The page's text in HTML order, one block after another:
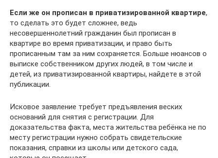
Если же он прописан в приватизированной квартире,
то сделать это будет сложнее, ведь
несовершеннолетний гражданин был прописан в
квартире во время приватизации, и право быть
прописанным там за ним сохраняется. Больше нюансов о
выписке собственником других людей, в том числе и
детей, из приватизированной квартиры, найдете в этой
публикации.
Исковое заявление требует предъявления веских
оснований для снятия с регистрации. Для
доказательства факта, места жительства ребёнка не по
месту регистрации нужно собрать свидетельские
показания, справки из школы или детского сада,